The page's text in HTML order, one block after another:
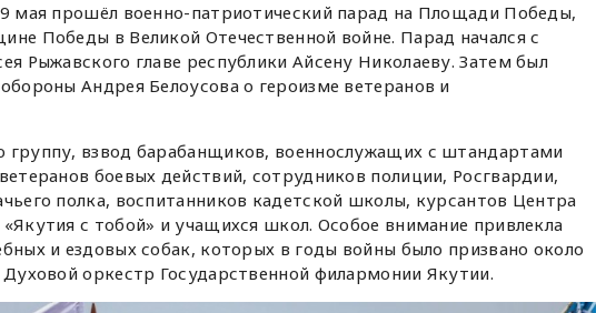
мая прошёл военно-патриотический парад на Площади Победы,
Победы в Великой Отечественной войне. Парад начался с
Рыжавского главе республики Айсену Николаеву. Затем был
Андрея Белоусова о героизме ветеранов и
группу, взвод барабанщиков, военнослужащих с штандартами
боевых действий, сотрудников полиции, Росгвардии,
полка, воспитанников кадетской школы, курсантов Центра
с тобой» и учащихся школ. Особое внимание привлекла
и ездовых собак, которых в годы войны было призвано около
оркестр Государственной филармонии Якутии.